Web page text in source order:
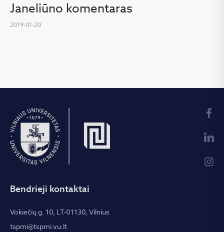
Janeliūno komentaras
2019-01-20
Bendrieji kontaktai
Vokiečių g. 10, LT-01130, Vilnius
tspmi@tspmi.vu.lt